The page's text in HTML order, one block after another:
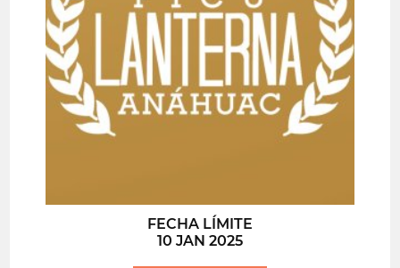
FECHA LÍMITE
10 JAN 2025